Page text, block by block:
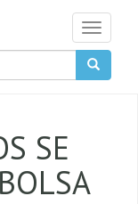
Toggle
SE